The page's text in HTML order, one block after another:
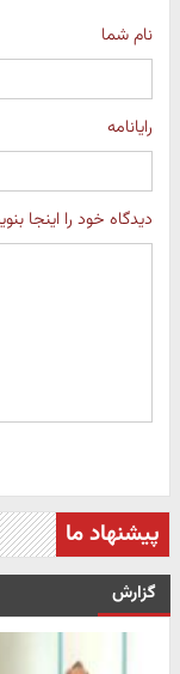
نام شما
رایانامه
دیدگاه خود را اینجا
پیشنهاد ما
گزارش